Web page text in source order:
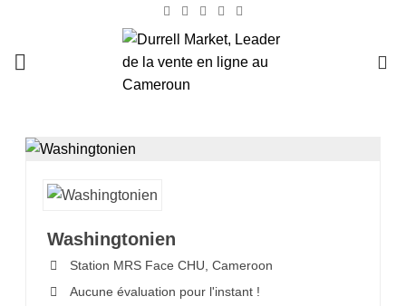
Washingtonien
Station MRS Face CHU, Cameroon
Aucune évaluation pour l'instant !